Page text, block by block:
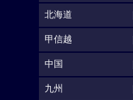
北海道
甲信越
中国
九州